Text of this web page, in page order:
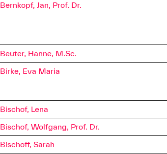
Bernkopf, Jan, Prof. Dr.
Beuter, Hanne, M.Sc.
Birke, Eva Maria
Bischof, Lena
Bischof, Wolfgang, Prof. Dr.
Bischoff, Sarah